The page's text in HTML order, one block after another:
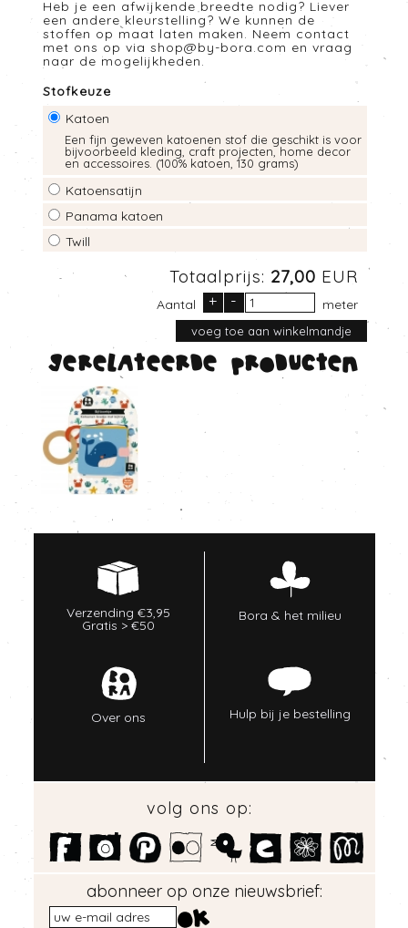
Heb je een afwijkende breedte nodig? Liever
een andere kleurstelling? We kunnen de
stoffen op maat laten maken. Neem contact
met ons op via shop@by-bora.com en vraag
naar de mogelijkheden.
Stofkeuze
Katoen
Een fijn geweven katoenen stof die geschikt is voor
bijvoorbeeld kleding, craft projecten, home decor
en accessoires. (100% katoen, 130 grams)
Katoensatijn
Panama katoen
Twill
Totaalprijs: 27,00 EUR
Aantal + - meter
Gerelateerde producten
Verzending €3,95
Gratis > €50
Bora & het milieu
Over ons Hulp bij je bestelling
volg ons op:
abonneer op onze nieuwsbrief: